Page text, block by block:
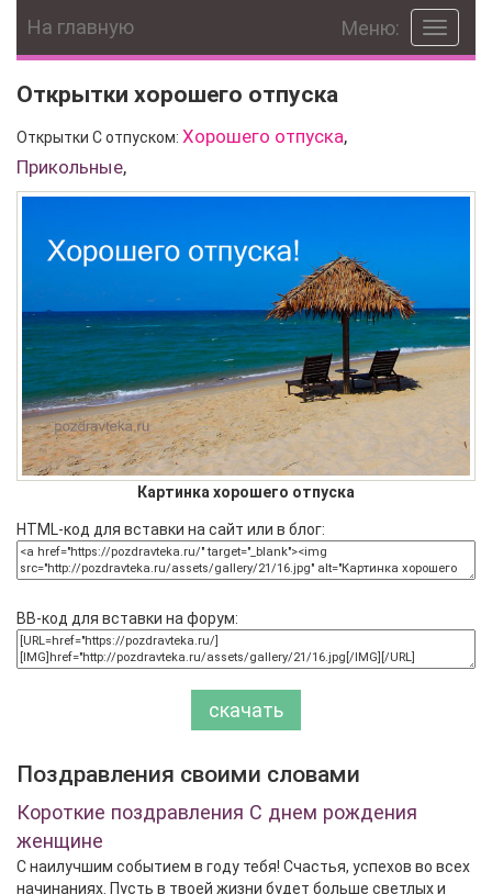
Toggle
На главную Меню:
Открытки хорошего отпуска
Открытки С отпуском: Хорошего отпуска,
Прикольные,
Картинка хорошего отпуска
HTML-код для вставки на сайт или в блог:
BB-код для вставки на форум:
скачать
Поздравления своими словами
Короткие поздравления С днем рождения
женщине
С наилучшим событием в году тебя! Счастья, успехов во всех
начинаниях. Пусть в твоей жизни будет больше светлых и